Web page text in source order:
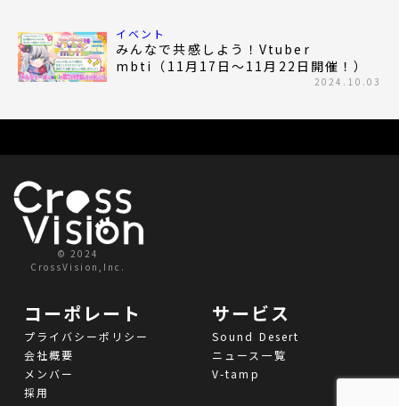
イベント
みんなで共感しよう！Vtuber
mbti（11月17日～11月22日開催！）
2024.10.03
© 2024
CrossVision,Inc.
コーポレート
プライバシーポリシー
会社概要
メンバー
採用
サービス
Sound Desert
ニュース一覧
V-tamp